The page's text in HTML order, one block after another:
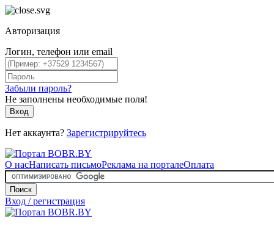
Авторизация
Логин, телефон или email
Забыли пароль?
Не заполнены необходимые поля!
Вход
Нет аккаунта? Зарегистрируйтесь
О насНаписать письмоРеклама на порталеОплата
Поиск
Вход / регистрация